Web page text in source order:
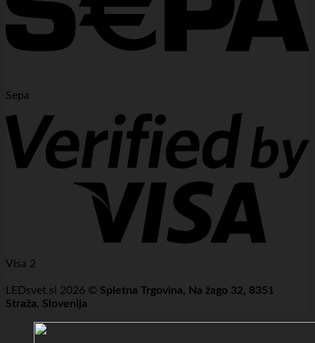
Sepa
Visa 2
LEDsvet.si 2026 © Spletna Trgovina, Na žago 32, 8351
Straža, Slovenija